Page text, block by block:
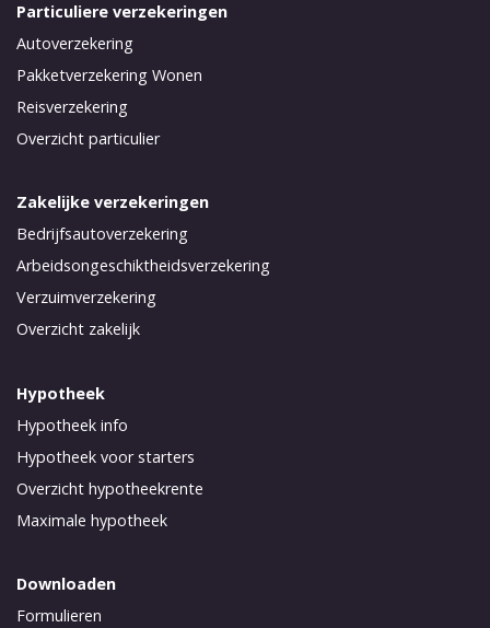
Particuliere verzekeringen
Autoverzekering
Pakketverzekering Wonen
Reisverzekering
Overzicht particulier
Zakelijke verzekeringen
Bedrijfsautoverzekering
Arbeidsongeschiktheidsverzekering
Verzuimverzekering
Overzicht zakelijk
Hypotheek
Hypotheek info
Hypotheek voor starters
Overzicht hypotheekrente
Maximale hypotheek
Downloaden
Formulieren